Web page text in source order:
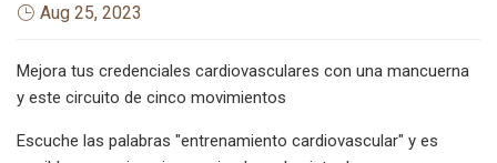
Aug 25, 2023
Mejora tus credenciales cardiovasculares con una mancuerna
y este circuito de cinco movimientos
Escuche las palabras "entrenamiento cardiovascular" y es